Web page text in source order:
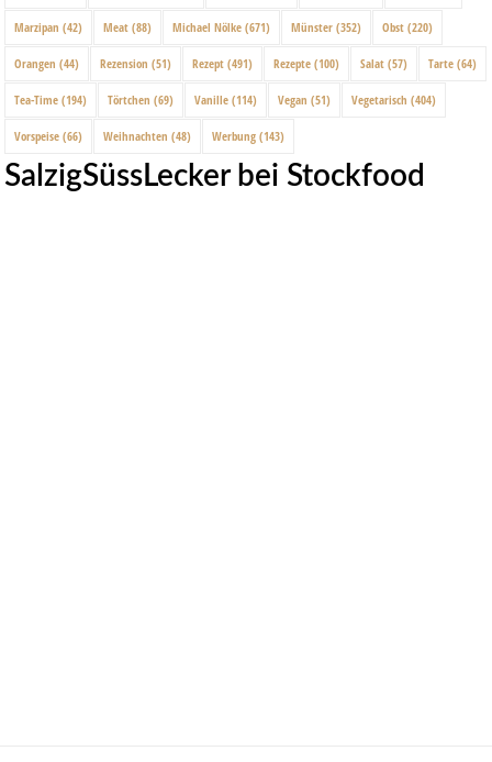
Marzipan (42) Meat (88) Michael Nölke (671) Münster (352) Obst (220)
Orangen (44) Rezension (51) Rezept (491) Rezepte (100) Salat (57) Tarte (64)
Tea-Time (194) Törtchen (69) Vanille (114) Vegan (51) Vegetarisch (404)
Vorspeise (66) Weihnachten (48) Werbung (143)
SalzigSüssLecker bei Stockfood